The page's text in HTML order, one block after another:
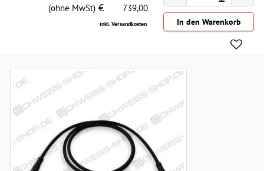
(ohne MwSt) € 739,00
inkl. Versandkosten